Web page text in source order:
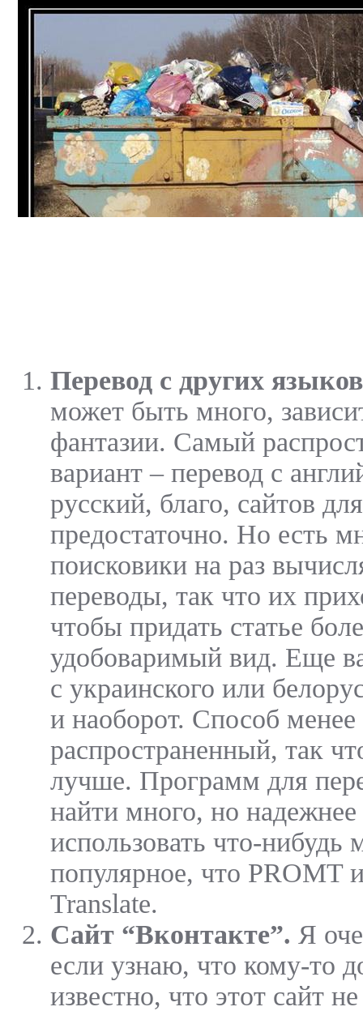
Перевод с других
может быть много,
фантазии. Самый
вариант – перевод с
русский, благо, сайтов
предостаточно. Но есть
поисковики на раз
переводы, так что их
чтобы придать статье
удобоваримый вид. Еще
с украинского или
и наоборот. Способ менее
распространенный, так
лучше. Программ для
найти много, но
использовать что-нибудь
популярное, что PROMT
Translate.
Сайт “Вконтакте”. Я
если узнаю, что кому-то
известно, что этот сайт